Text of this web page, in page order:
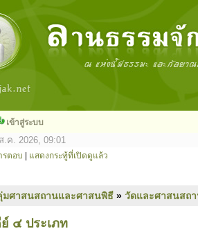
เข้าสู่ระบบ
.ค. 2026, 09:01
รตอบ แสดงกระทู้ที่เปิดดูแล้ว
มศาสนสถานและศาสนพิธี » วัดและศาสนสถ
๔ ประเภท